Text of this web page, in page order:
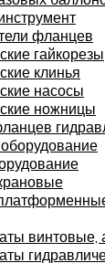
фланцев
гайкорезы
клинья
насосы
ножницы
винтовые,